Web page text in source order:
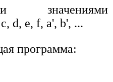
значениями
d, е, f, а', b', ...
программа: